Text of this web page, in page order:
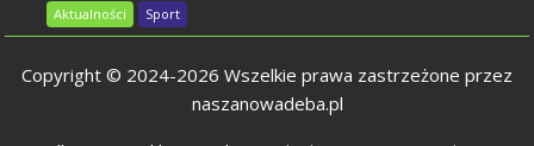
Aktualności Sport
Copyright © 2024-2026 Wszelkie prawa zastrzeżone przez
naszanowadeba.pl